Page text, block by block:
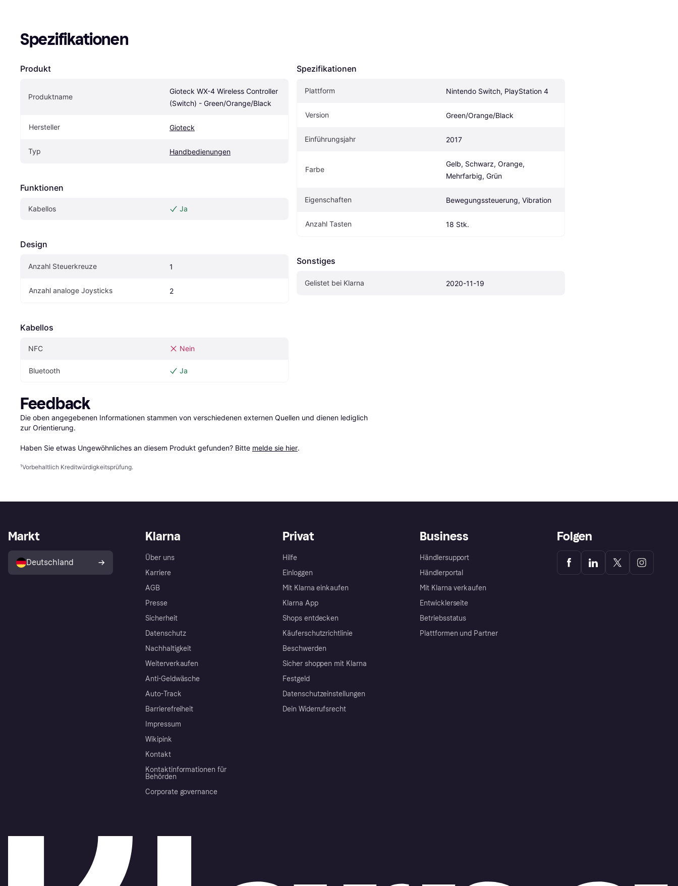
Spezifikationen
Produkt
Produktname
Gioteck WX-4 Wireless Controller
(Switch) - Green/Orange/Black
Hersteller Gioteck
Typ Handbedienungen
Funktionen
Kabellos Ja
Design
Anzahl Steuerkreuze 1
Anzahl analoge Joysticks 2
Kabellos
NFC Nein
Bluetooth Ja
Spezifikationen
Plattform Nintendo Switch, PlayStation 4
Version Green/Orange/Black
Einführungsjahr 2017
Farbe
Gelb, Schwarz, Orange,
Mehrfarbig, Grün
Eigen­schaften Bewegungssteuerung, Vibration
Anzahl Tasten 18 Stk.
Sonstiges
Gelistet bei Klarna 2020-11-19
Feedback
Die oben angegebenen Informationen stammen von verschiedenen externen Quellen und dienen lediglich
zur Orientierung.
Haben Sie etwas Ungewöhnliches an diesem Produkt gefunden? Bitte melde sie hier.
¹Vorbehaltlich Kreditwürdigkeitsprüfung.
Klarna
Über uns
Karriere
AGB
Presse
Sicherheit
Datenschutz
Nachhaltigkeit
Weiterverkaufen
Anti-Geldwäsche
Auto-Track
Barrierefreiheit
Impressum
Wikipink
Kontakt
Kontaktinformationen für
Behörden
Corporate governance
Privat
Hilfe
Einloggen
Mit Klarna einkaufen
Klarna App
Shops entdecken
Käuferschutzrichtlinie
Beschwerden
Sicher shoppen mit Klarna
Festgeld
Datenschutzeinstellungen
Dein Widerrufsrecht
Business
Händlersupport
Händlerportal
Mit Klarna verkaufen
Entwicklerseite
Betriebsstatus
Plattformen und Partner
Markt
Deutschland
Folgen